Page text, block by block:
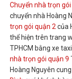
Chuyển nhà trọn
chuyển nhà Hoàng
trọn gói quận 2 của
thể hiện trên trang
TPHCM bằng xe
nhà trọn gói quận 9
Hoàng Nguyên